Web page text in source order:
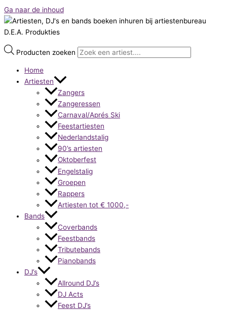
Ga naar de inhoud
Producten zoeken
Home
Artiesten
Zangers
Zangeressen
Carnaval/Aprés Ski
Feestartiesten
Nederlandstalig
90’s artiesten
Oktoberfest
Engelstalig
Groepen
Rappers
Artiesten tot € 1000,-
Bands
Coverbands
Feestbands
Tributebands
Pianobands
DJ’s
Allround DJ’s
DJ Acts
Feest DJ’s